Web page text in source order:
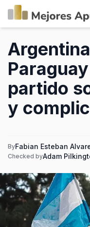
partido
y
ByFabian Esteban
Checked byAdam